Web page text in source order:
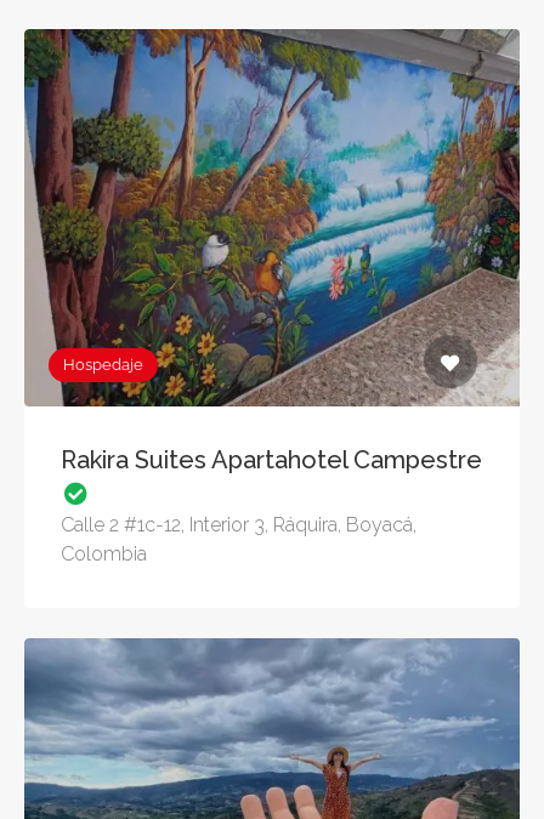
Hospedaje
Rakira Suites Apartahotel Campestre
Calle 2 #1c-12, Interior 3, Ráquira, Boyacá,
Colombia